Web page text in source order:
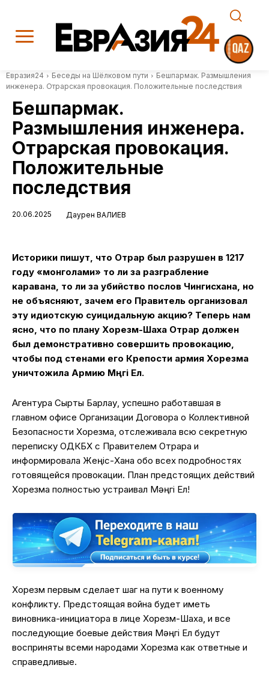
Евразия24 Беседы на Шёлковом пути
Бешпармак. Размышления
инженера. Отрарская провокация. Положительные последствия
Бешпармак.
Размышления инженера.
Отрарская провокация.
Положительные
последствия
20.06.2025 Даурен ВАЛИЕВ
Историки пишут, что Отрар был разрушен в 1217
году «монголами» то ли за разграбление
каравана, то ли за убийство послов Чингисхана, но
не объясняют, зачем его Правитель организовал
эту идиотскую суицидальную акцию? Теперь нам
ясно, что по плану Хорезм-Шаха Отрар должен
был демонстративно совершить провокацию,
чтобы под стенами его Крепости армия Хорезма
уничтожила Армию Мәңгі Ел.
Агентура Сыртқы Барлау, успешно работавшая в
главном офисе Организации Договора о Коллективной
Безопасности Хорезма, отслеживала всю секретную
переписку ОДКБХ с Правителем Отрара и
информировала Жеңіс-Хaна обо всех подробностях
готовящейся провокации. План предстоящих действий
Хорезма полностью устраивал Мәңгі Ел!
Хорезм первым сделает шаг на пути к военному
конфликту. Предстоящая война будет иметь
виновника-инициатора в лице Хорезм-Шаха, и все
последующие боевые действия Мәңгі Ел будут
восприняты всеми народами Хорезма как ответные и
справедливые.